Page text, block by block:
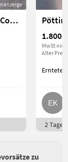
Motorhaubenverlängerung für Claas Corio Maispflücker, li.
1.800 €
MwSt
Alter Preis
2 Tage
zu